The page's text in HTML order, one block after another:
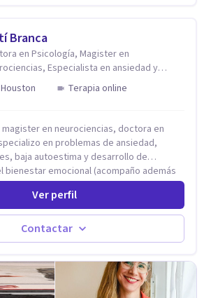
Branca
en Psicología, Magister en
Especialista en ansiedad y
Houston Terapia online
en problemas de ansiedad,
baja autoestima y desarrollo de
bienestar emocional (acompaño además
la desregulación emocional, tendencias
problemas de sueño, depresión,
Ver perfil
Contactar